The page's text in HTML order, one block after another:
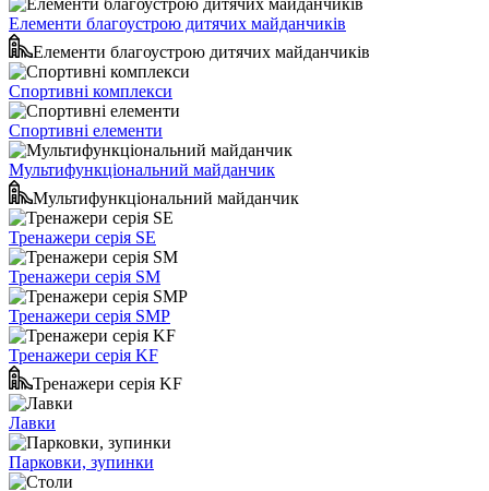
Елементи благоустрою дитячих майданчиків
Елементи благоустрою дитячих майданчиків
Спортивні комплекси
Спортивні елементи
Мультифункціональний майданчик
Мультифункціональний майданчик
Тренажери серія SE
Тренажери серія SM
Тренажери серія SMP
Тренажери серія KF
Тренажери серія KF
Лавки
Парковки, зупинки